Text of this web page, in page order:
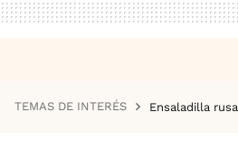
TEMAS DE INTERÉS Ensaladilla rusa